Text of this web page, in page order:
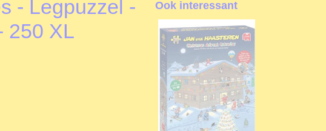
- Legpuzzel -
250 XL
Ook interessant